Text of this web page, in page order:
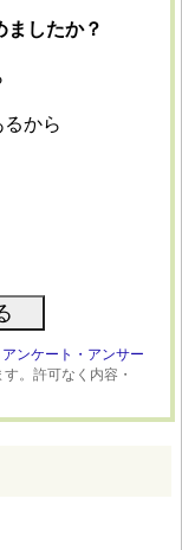
ましたか？
から
アンケート・アンサー
。許可なく内容・